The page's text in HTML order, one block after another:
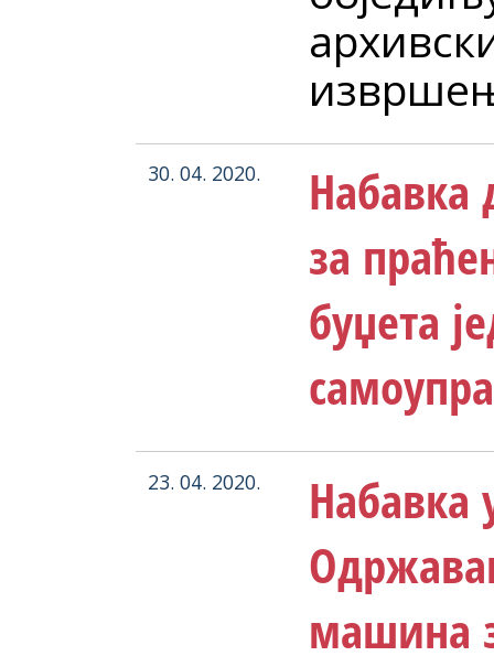
30. 04. 2020.
Набавка
за
буџета
23. 04. 2020.
Набавка
машина